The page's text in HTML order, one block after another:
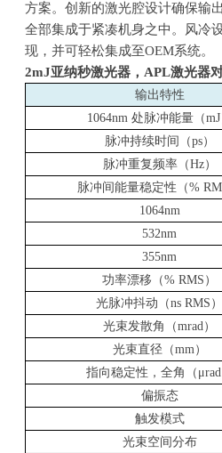
方案。创新的激光腔设计确保输
全部集成于紧凑机身之中。风冷
现，并可轻松集成至OEM系统。
2mJ亚纳秒激光器，APL激光器
输出特性
1064nm 处脉冲能量（mJ
脉冲持续时间（ps）
脉冲重复频率（Hz）
脉冲间能量稳定性（%
1064nm
532nm
355nm
功率漂移（% RMS）
光脉冲抖动（ns RMS）
光束发散角（mrad）
光束直径（mm）
指向稳定性，全角（μrad
偏振态
触发模式
光束空间分布